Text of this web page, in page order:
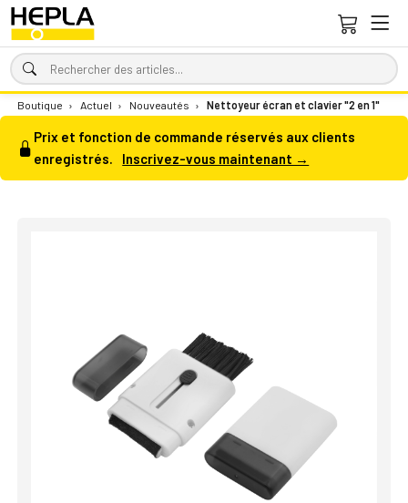
Boutique › Actuel › Nouveautés › Nettoyeur écran et clavier "2 en 1"
Prix et fonction de commande réservés aux clients
enregistrés.
Inscrivez-vous maintenant →